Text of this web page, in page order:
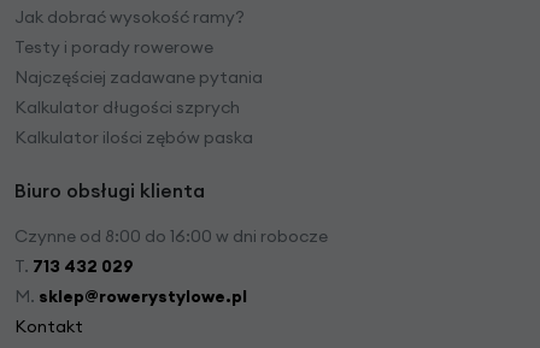
Jak dobrać wysokość ramy?
Testy i porady rowerowe
Najczęściej zadawane pytania
Kalkulator długości szprych
Kalkulator ilości zębów paska
Biuro obsługi klienta
Czynne od 8:00 do 16:00 w dni robocze
T. 713 432 029
M. sklep@rowerystylowe.pl
Kontakt